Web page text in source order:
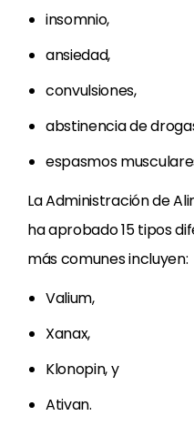
insomnio,
ansiedad,
convulsiones,
abstinencia de
espasmos
La Administración de
ha aprobado 15 tipos
más comunes incluyen:
Valium,
Xanax,
Klonopin, y
Ativan.